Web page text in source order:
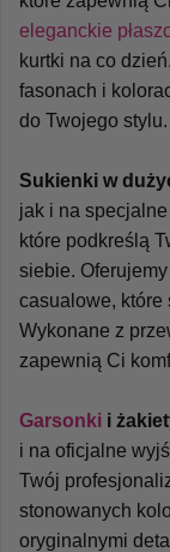
eleganckie
kurtki na co
fasonach i
do Twojego stylu.
Sukienki w
jak i na
które podkreślą
siebie.
casualowe, które
Wykonane z
zapewnią Ci
Garsonki i
i na oficjalne
Twój
stonowanych
oryginalnymi